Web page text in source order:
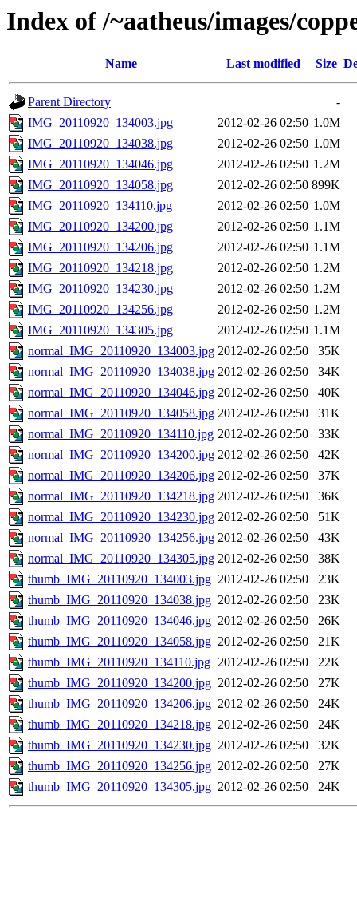
Index of /~aatheus/images/
Name Last modified Size
Parent Directory
-
IMG_20110920_134003.jpg
2012-02-26 02:50 1.0M
IMG_20110920_134038.jpg
2012-02-26 02:50 1.0M
IMG_20110920_134046.jpg
2012-02-26 02:50 1.2M
IMG_20110920_134058.jpg
2012-02-26 02:50 899K
IMG_20110920_134110.jpg
2012-02-26 02:50 1.0M
IMG_20110920_134200.jpg
2012-02-26 02:50 1.1M
IMG_20110920_134206.jpg
2012-02-26 02:50 1.1M
IMG_20110920_134218.jpg
2012-02-26 02:50 1.2M
IMG_20110920_134230.jpg
2012-02-26 02:50 1.2M
IMG_20110920_134256.jpg
2012-02-26 02:50 1.2M
IMG_20110920_134305.jpg
2012-02-26 02:50 1.1M
normal_IMG_20110920_134003.jpg 2012-02-26 02:50
35K
normal_IMG_20110920_134038.jpg 2012-02-26 02:50
34K
normal_IMG_20110920_134046.jpg 2012-02-26 02:50
40K
normal_IMG_20110920_134058.jpg 2012-02-26 02:50
31K
normal_IMG_20110920_134110.jpg 2012-02-26 02:50
33K
normal_IMG_20110920_134200.jpg 2012-02-26 02:50
42K
normal_IMG_20110920_134206.jpg 2012-02-26 02:50
37K
normal_IMG_20110920_134218.jpg 2012-02-26 02:50
36K
normal_IMG_20110920_134230.jpg 2012-02-26 02:50
51K
normal_IMG_20110920_134256.jpg 2012-02-26 02:50
43K
normal_IMG_20110920_134305.jpg 2012-02-26 02:50
38K
thumb_IMG_20110920_134003.jpg 2012-02-26 02:50
23K
thumb_IMG_20110920_134038.jpg 2012-02-26 02:50
23K
thumb_IMG_20110920_134046.jpg 2012-02-26 02:50
26K
thumb_IMG_20110920_134058.jpg 2012-02-26 02:50
21K
thumb_IMG_20110920_134110.jpg 2012-02-26 02:50
22K
thumb_IMG_20110920_134200.jpg 2012-02-26 02:50
27K
thumb_IMG_20110920_134206.jpg 2012-02-26 02:50
24K
thumb_IMG_20110920_134218.jpg 2012-02-26 02:50
24K
thumb_IMG_20110920_134230.jpg 2012-02-26 02:50
32K
thumb_IMG_20110920_134256.jpg 2012-02-26 02:50
27K
thumb_IMG_20110920_134305.jpg 2012-02-26 02:50 24K